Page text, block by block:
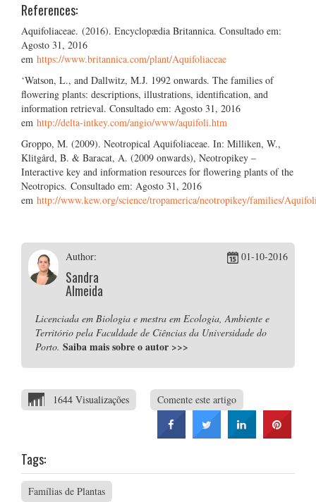
References:
Aquifoliaceae. (2016). Encyclopædia Britannica. Consultado em:
Agosto 31, 2016
em https://www.britannica.com/plant/Aquifoliaceae
‘Watson, L., and Dallwitz, M.J. 1992 onwards. The families of
flowering plants: descriptions, illustrations, identification, and
information retrieval. Consultado em: Agosto 31, 2016
em http://delta-intkey.com/angio/www/aquifoli.htm
Groppo, M. (2009). Neotropical Aquifoliaceae. In: Milliken, W.,
Klitgård, B. & Baracat, A. (2009 onwards), Neotropikey –
Interactive key and information resources for flowering plants of the
Neotropics. Consultado em: Agosto 31, 2016
em http://www.kew.org/science/tropamerica/neotropikey/families/
Author:
Sandra
Almeida
01-10-2016
Licenciada em Biologia e mestra em Ecologia, Ambiente e
Território pela Faculdade de Ciências da Universidade do
Porto. Saiba mais sobre o autor >>>
1644 Visualizações Comente este artigo
Tags:
Famílias de Plantas